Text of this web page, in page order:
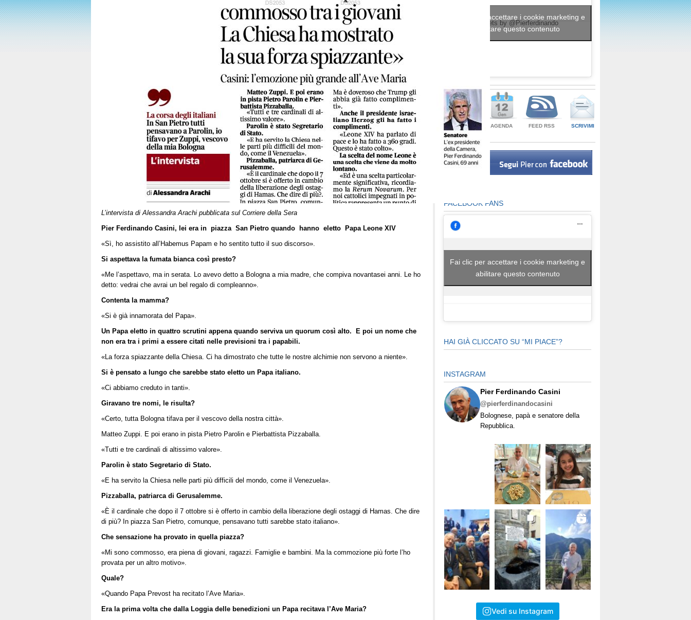
L’intervista di Alessandra Arachi pubblicata sul Corriere della Sera
Pier Ferdinando Casini, lei era in piazza San Pietro quando hanno eletto Papa Leone XIV
«Sì, ho assistito all’Habemus Papam e ho sentito tutto il suo discorso».
Si aspettava la fumata bianca così presto?
«Me l’aspettavo, ma in serata. Lo avevo detto a Bologna a mia madre, che compiva novantasei anni. Le ho
detto: vedrai che avrai un bel regalo di compleanno».
Contenta la mamma?
«Si è già innamorata del Papa».
Un Papa eletto in quattro scrutini appena quando serviva un quorum così alto. E poi un nome che
non era tra i primi a essere citati nelle previsioni tra i papabili.
«La forza spiazzante della Chiesa. Ci ha dimostrato che tutte le nostre alchimie non servono a niente».
Si è pensato a lungo che sarebbe stato eletto un Papa italiano.
«Ci abbiamo creduto in tanti».
Giravano tre nomi, le risulta?
«Certo, tutta Bologna tifava per il vescovo della nostra città».
Matteo Zuppi. E poi erano in pista Pietro Parolin e Pierbattista Pizzaballa.
«Tutti e tre cardinali di altissimo valore».
Parolin è stato Segretario di Stato.
«E ha servito la Chiesa nelle parti più difficili del mondo, come il Venezuela».
Pizzaballa, patriarca di Gerusalemme.
«È il cardinale che dopo il 7 ottobre si è offerto in cambio della liberazione degli ostaggi di Hamas. Che dire
di più? In piazza San Pietro, comunque, pensavano tutti sarebbe stato italiano».
Che sensazione ha provato in quella piazza?
«Mi sono commosso, era piena di giovani, ragazzi. Famiglie e bambini. Ma la commozione più forte l’ho
provata per un altro motivo».
Quale?
«Quando Papa Prevost ha recitato l’Ave Maria».
Era la prima volta che dalla Loggia delle benedizioni un Papa recitava l’Ave Maria?
Tweets by @Pierferdinando
Fai clic per accettare i cookie marketing e
abilitare questo contenuto
RASSEGNA
STAMPA
AGENDA FEED RSS SCRIVIMI
FACEBOOK FANS
Fai clic per accettare i cookie marketing e
abilitare questo contenuto
HAI GIÀ CLICCATO SU “MI PIACE”?
INSTAGRAM
Pier Ferdinando Casini
@pierferdinandocasini
Bolognese, papà e senatore della
Repubblica.
Vedi su Instagram